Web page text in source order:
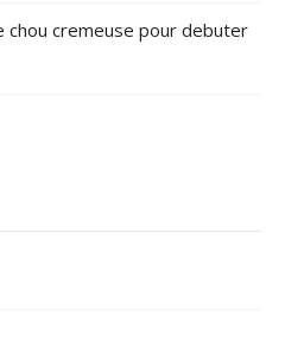
chou cremeuse pour debuter